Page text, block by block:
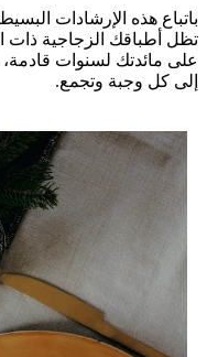
باتباع هذه الإرشادات
تظل أطباقك الزجاجية ذات
على مائدتك لسنوات
إلى كل وجبة وتجمع.